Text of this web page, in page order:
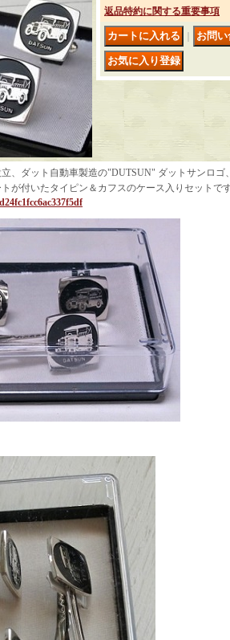
返品特約に関する重要事項
、ダット自動車製造の"DUTSUN" ダットサンロ
が付いたタイピン＆カフスのケース入りセットで